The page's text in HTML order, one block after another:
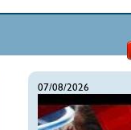
07/08/2026